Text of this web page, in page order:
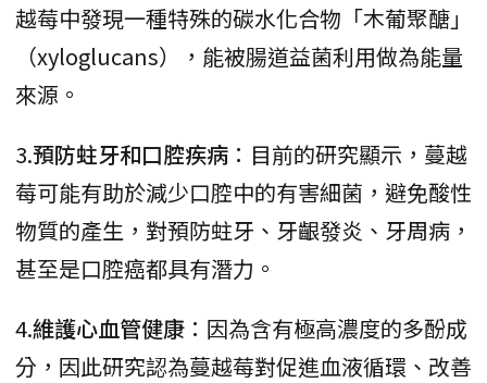
越莓中發現一種特殊的碳水化合物「木葡聚醣」
（xyloglucans），能被腸道益菌利用做為能量
來源。
3.預防蛀牙和口腔疾病 ：目前的研究顯示，蔓越
莓可能有助於減少口腔中的有害細菌，避免酸性
物質的產生，對預防蛀牙、牙齦發炎、牙周病，
甚至是口腔癌都具有潛力。
4.維護心血管健康 ：因為含有極高濃度的多酚成
分，因此研究認為蔓越莓對促進血液循環、改善